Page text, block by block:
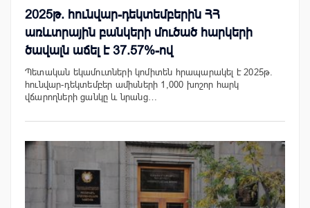
2025թ. հունվար-դեկտեմբերին ՀՀ
առևտրային բանկերի մուծած հարկերի
ծավալն աճել է 37.57%-ով
Պետական եկամուտների կոմիտեն հրապարակել է 2025թ.
հունվար-դեկտեմբեր ամիսների 1,000 խոշոր հարկ
վճարողների ցանկը և նրանց…